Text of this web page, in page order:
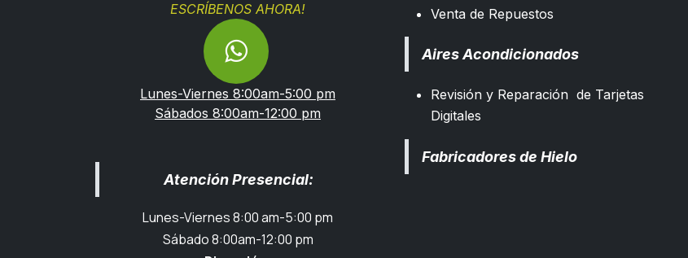
ESCRÍBENOS AHORA!
Lunes-Viernes 8:00am-5:00 pm
Sábados 8:00am-12:00 pm
Atención Presencial:
Lunes-Viernes 8:00 am-5:00 pm
Sábado 8:00am-12:00 pm
Venta de Repuestos
Aires Acondicionados
Revisión y Reparación de Tarjetas
Digitales
Fabricadores de Hielo